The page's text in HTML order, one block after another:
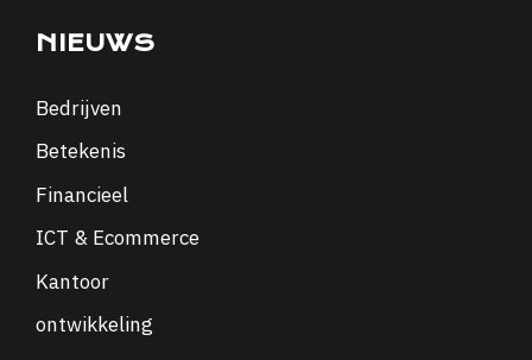
NIEUWS
Bedrijven
Betekenis
Financieel
ICT & Ecommerce
Kantoor
ontwikkeling